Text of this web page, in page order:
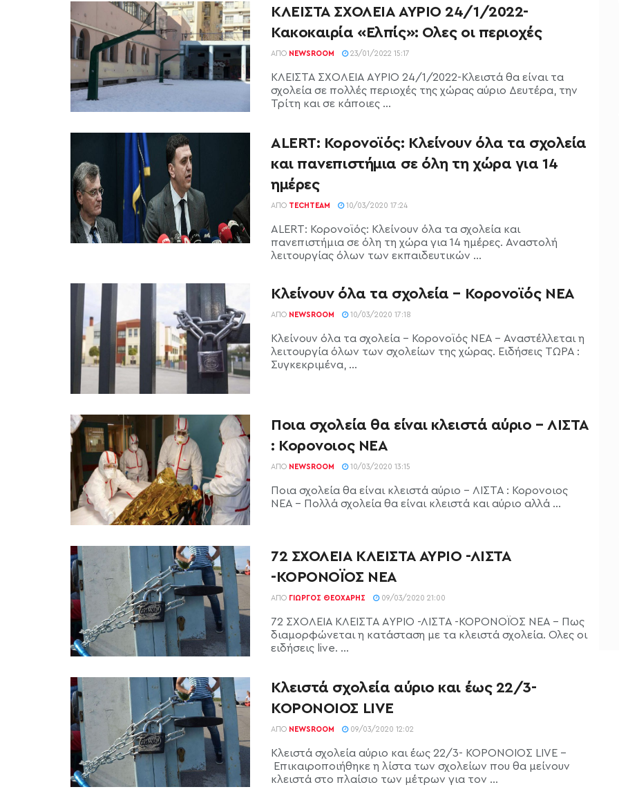
ΚΛΕΙΣΤΑ ΣΧΟΛΕΙΑ ΑΥΡΙΟ 24/1/2022-
Κακοκαιρία «Ελπίς»: Ολες οι περιοχές
ΑΠΌ NEWSROOM 23/01/2022 15:17
ΚΛΕΙΣΤΑ ΣΧΟΛΕΙΑ ΑΥΡΙΟ 24/1/2022-Κλειστά θα είναι τα
σχολεία σε πολλές περιοχές της χώρας αύριο Δευτέρα, την
Τρίτη και σε κάποιες ...
ALERT: Κορονοϊός: Κλείνουν όλα τα σχολεία
και πανεπιστήμια σε όλη τη χώρα για 14
ημέρες
ΑΠΌ TECHTEAM 10/03/2020 17:24
ALERT: Κορονοϊός: Κλείνουν όλα τα σχολεία και
πανεπιστήμια σε όλη τη χώρα για 14 ημέρες. Αναστολή
λειτουργίας όλων των εκπαιδευτικών ...
Κλείνουν όλα τα σχολεία – Κορονοϊός ΝΕΑ
ΑΠΌ NEWSROOM 10/03/2020 17:18
Κλείνουν όλα τα σχολεία - Κορονοϊός ΝΕΑ - Αναστέλλεται η
λειτουργία όλων των σχολείων της χώρας. Ειδήσεις ΤΩΡΑ :
Συγκεκριμένα, ...
Ποια σχολεία θα είναι κλειστά αύριο – ΛΙΣΤΑ
: Κορονοιος ΝΕΑ
ΑΠΌ NEWSROOM 10/03/2020 13:15
Ποια σχολεία θα είναι κλειστά αύριο - ΛΙΣΤΑ : Κορονοιος
ΝΕΑ - Πολλά σχολεία θα είναι κλειστά και αύριο αλλά ...
72 ΣΧΟΛΕΙΑ ΚΛΕΙΣΤΑ ΑΥΡΙΟ -ΛΙΣΤΑ
-ΚΟΡΟΝΟΪΟΣ ΝΕΑ
ΑΠΌ ΓΙΏΡΓΟΣ ΘΕΟΧΆΡΗΣ 09/03/2020 21:00
72 ΣΧΟΛΕΙΑ ΚΛΕΙΣΤΑ ΑΥΡΙΟ -ΛΙΣΤΑ -ΚΟΡΟΝΟΪΟΣ ΝΕΑ - Πως
διαμορφώνεται η κατάσταση με τα κλειστά σχολεία. Ολες οι
ειδήσεις live. ...
Κλειστά σχολεία αύριο και έως 22/3-
ΚΟΡΟΝΟΙΟΣ LIVE
ΑΠΌ NEWSROOM 09/03/2020 12:02
Κλειστά σχολεία αύριο και έως 22/3- ΚΟΡΟΝΟΙΟΣ LIVE –
Επικαιροποιήθηκε η λίστα των σχολείων που θα μείνουν
κλειστά στο πλαίσιο των μέτρων για τον ...